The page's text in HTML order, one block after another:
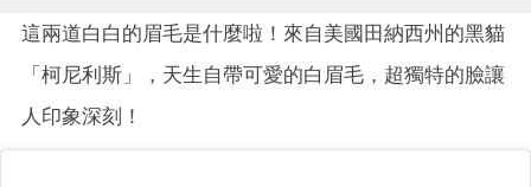
這兩道白白的眉毛是什麼啦！來自美國田納西州的黑貓
「柯尼利斯」，天生自帶可愛的白眉毛，超獨特的臉讓
人印象深刻！